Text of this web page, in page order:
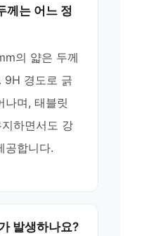
께는 어느 정
의 얇은 두께
9H 경도로 긁
나며, 태블릿
하면서도 강
공합니다.
발생하나요?